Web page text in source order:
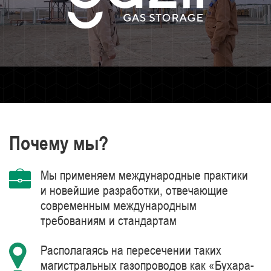
Почему мы?
Мы применяем международные практики
и новейшие разработки, отвечающие
современным международным
требованиям и стандартам
Располагаясь на пересечении таких
магистральных газопроводов как «Бухара-